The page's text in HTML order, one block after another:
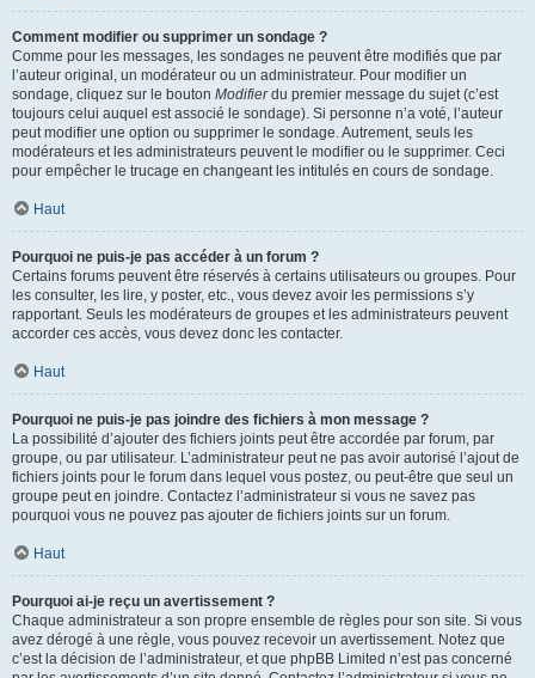
Comment modifier ou supprimer un sondage ?
Comme pour les messages, les sondages ne peuvent être modifiés que par
l’auteur original, un modérateur ou un administrateur. Pour modifier un
sondage, cliquez sur le bouton Modifierdu premier message du sujet (c’est
toujours celui auquel est associé le sondage). Si personne n’a voté, l’auteur
peut modifier une option ou supprimer le sondage. Autrement, seuls les
modérateurs et les administrateurs peuvent le modifier ou le supprimer. Ceci
pour empêcher le trucage en changeant les intitulés en cours de sondage.
Haut
Pourquoi ne puis-je pas accéder à un forum ?
Certains forums peuvent être réservés à certains utilisateurs ou groupes. Pour
les consulter, les lire, y poster, etc., vous devez avoir les permissions s’y
rapportant. Seuls les modérateurs de groupes et les administrateurs peuvent
accorder ces accès, vous devez donc les contacter.
Haut
Pourquoi ne puis-je pas joindre des fichiers à mon message ?
La possibilité d’ajouter des fichiers joints peut être accordée par forum, par
groupe, ou par utilisateur. L’administrateur peut ne pas avoir autorisé l’ajout de
fichiers joints pour le forum dans lequel vous postez, ou peut-être que seul un
groupe peut en joindre. Contactez l’administrateur si vous ne savez pas
pourquoi vous ne pouvez pas ajouter de fichiers joints sur un forum.
Haut
Pourquoi ai-je reçu un avertissement ?
Chaque administrateur a son propre ensemble de règles pour son site. Si vous
avez dérogé à une règle, vous pouvez recevoir un avertissement. Notez que
c’est la décision de l’administrateur, et que phpBB Limited n’est pas concerné